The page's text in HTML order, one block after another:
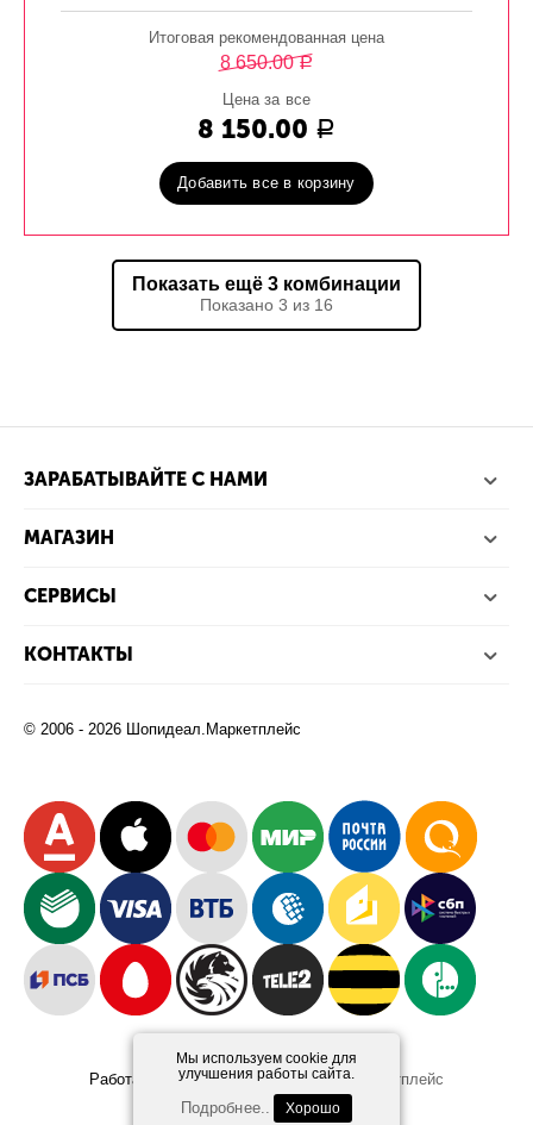
Мы используем cookie для
улучшения работы сайта.
Подробнее.. Хорошо
Итоговая рекомендованная цена
8 650.00 Р
Цена за все
8 150.00 Р
Добавить все в корзину
Показать ещё 3 комбинации
Показано 3 из 16
ЗАРАБАТЫВАЙТЕ С НАМИ
МАГАЗИН
СЕРВИСЫ
КОНТАКТЫ
© 2006 - 2026 Шопидеал.Маркетплейс
Работает на платформеШопидеал.Маркетплейс
Design and DevelopmentAfsun